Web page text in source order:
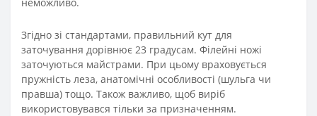
Згідно зі стандартами, правильний кут для
заточування дорівнює 23 градусам. Філейні ножі
заточуються майстрами. При цьому враховується
пружність леза, анатомічні особливості (шульга чи
правша) тощо. Також важливо, щоб виріб
використовувався тільки за призначенням.